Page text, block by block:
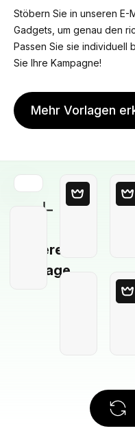
Stöbern Sie in unseren E-
Gadgets, um genau den
Passen Sie sie individuell
Sie Ihre Kampagne!
Mehr Vorlagen
Leere
Vorlage